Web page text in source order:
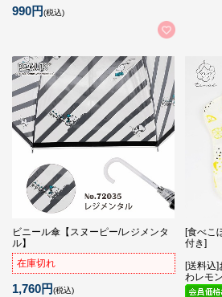
990円(税込)
ビニール傘【スヌーピー/レジメンタ
ル】
在庫切れ
1,760円(税込)
[食べこ
付き]
[送料込
わレモ